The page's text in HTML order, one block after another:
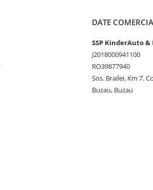
DATE
SSP KinderAuto &
J2018000941100
RO39877940
Sos. Brailei, Km 7.
Buzau, Buzau